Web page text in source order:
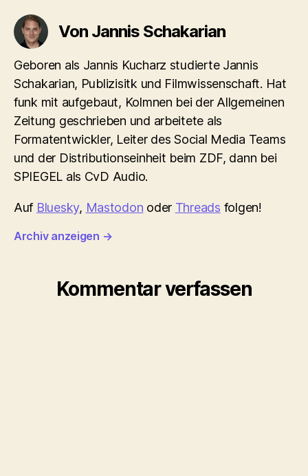
Von Jannis Schakarian
Geboren als Jannis Kucharz studierte Jannis
Schakarian, Publizisitk und Filmwissenschaft. Hat
funk mit aufgebaut, Kolmnen bei der Allgemeinen
Zeitung geschrieben und arbeitete als
Formatentwickler, Leiter des Social Media Teams
und der Distributionseinheit beim ZDF, dann bei
SPIEGEL als CvD Audio.
Auf Bluesky, Mastodon oder Threads folgen!
Archiv anzeigen →
Kommentar verfassen